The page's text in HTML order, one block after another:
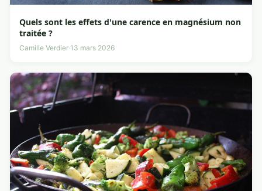
Quels sont les effets d'une carence en magnésium non
traitée ?
Camille Verdier·13 mars 2026